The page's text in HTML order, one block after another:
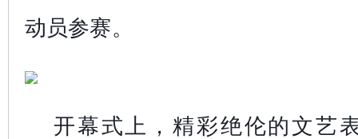
动员参赛。
开幕式上，精彩绝伦的文艺